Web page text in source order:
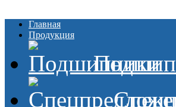
Главная
Продукция